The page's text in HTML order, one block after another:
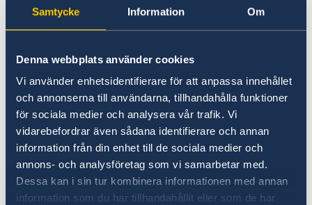
Samtycke Information Om
Denna webbplats använder cookies
Vi använder enhetsidentifierare för att anpassa innehållet
och annonserna till användarna, tillhandahålla funktioner
för sociala medier och analysera vår trafik. Vi
vidarebefordrar även sådana identifierare och annan
information från din enhet till de sociala medier och
annons- och analysföretag som vi samarbetar med.
Dessa kan i sin tur kombinera informationen med annan
information som du har tillhandahållit eller som de har
Handel med Sverige
För en översikt över pågående bränder (globalt)
hänvisas bla. tillEFFIS ochFIRMS .
Vid fara för brand eller annan naturkatastrof
skickar grekiska myndigheter ut
varningsmeddelanden och instruktioner (på
grekiska och engelska) till samtliga
mobiltelefoner som befinner sig i det aktuella
området. Det är inte nödvändigt att registrera
sig för att erhålla den här informationen.